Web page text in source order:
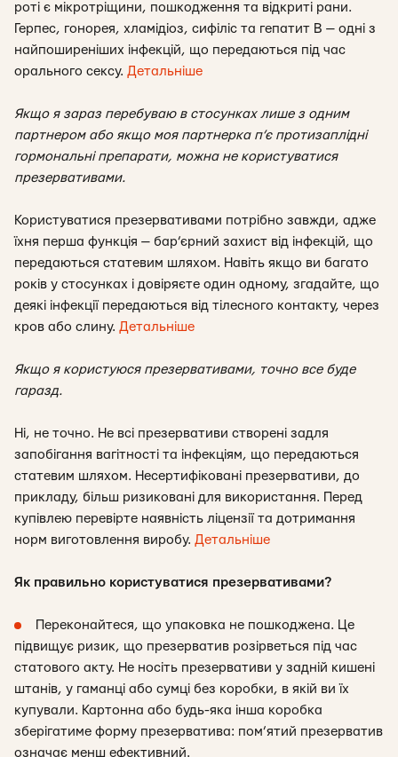
роті є мікротріщини, пошкодження та відкриті рани.
Герпес, гонорея, хламідіоз, сифіліс та гепатит В — одні з
найпоширеніших інфекцій, що передаються під час
орального сексу. Детальніше
Якщо я зараз перебуваю в стосунках лише з одним
партнером або якщо моя партнерка п’є протизаплідні
гормональні препарати, можна не користуватися
презервативами.
Користуватися презервативами потрібно завжди, адже
їхня перша функція — бар’єрний захист від інфекцій, що
передаються статевим шляхом. Навіть якщо ви багато
років у стосунках і довіряєте один одному, згадайте, що
деякі інфекції передаються від тілесного контакту, через
кров або слину. Детальніше
Якщо я користуюся презервативами, точно все буде
гаразд.
Ні, не точно. Не всі презервативи створені задля
запобігання вагітності та інфекціям, що передаються
статевим шляхом. Несертифіковані презервативи, до
прикладу, більш ризиковані для використання. Перед
купівлею перевірте наявність ліцензії та дотримання
норм виготовлення виробу. Детальніше
Як правильно користуватися презервативами?
Переконайтеся, що упаковка не пошкоджена. Це
підвищує ризик, що презерватив розірветься під час
статового акту. Не носіть презервативи у задній кишені
штанів, у гаманці або сумці без коробки, в якій ви їх
купували. Картонна або будь-яка інша коробка
зберігатиме форму презерватива: пом’ятий презерватив
означає менш ефективний.